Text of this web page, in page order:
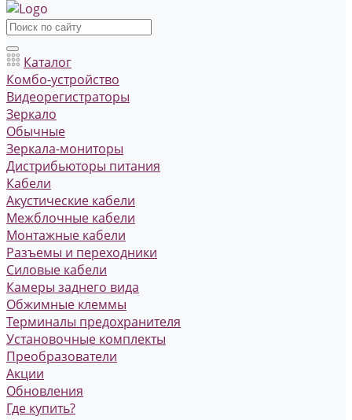
Каталог
Комбо-устройство
Видеорегистраторы
Зеркало
Обычные
Зеркала-мониторы
Дистрибьюторы питания
Кабели
Акустические кабели
Межблочные кабели
Монтажные кабели
Разъемы и переходники
Силовые кабели
Камеры заднего вида
Обжимные клеммы
Терминалы предохранителя
Установочные комплекты
Преобразователи
Акции
Обновления
Где купить?